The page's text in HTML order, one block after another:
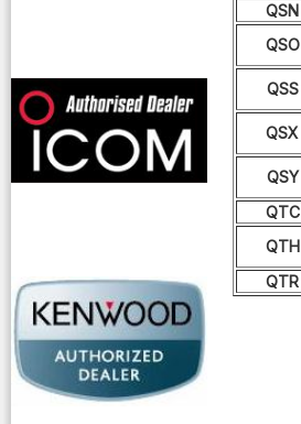
QSN
QSO
QSS
QSX
QSY
QTC
QTH
QTR